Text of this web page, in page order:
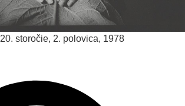
20. storočie, 2. polovica, 1978